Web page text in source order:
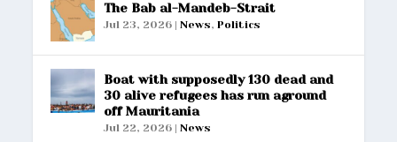
The Bab al-Mandeb-Strait
Jul 23, 2026 |News,Politics
Boat with supposedly 130 dead and
30 alive refugees has run aground
off Mauritania
Jul 22, 2026 |News